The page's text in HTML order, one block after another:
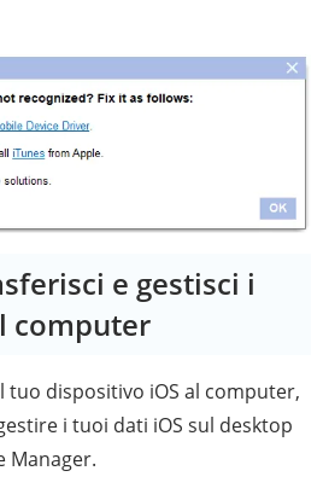
e gestisci i
computer
tuo dispositivo iOS al computer,
i tuoi dati iOS sul desktop
Manager.